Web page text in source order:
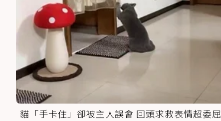
貓「手卡住」卻被主人誤會 回頭求救表情超委屈